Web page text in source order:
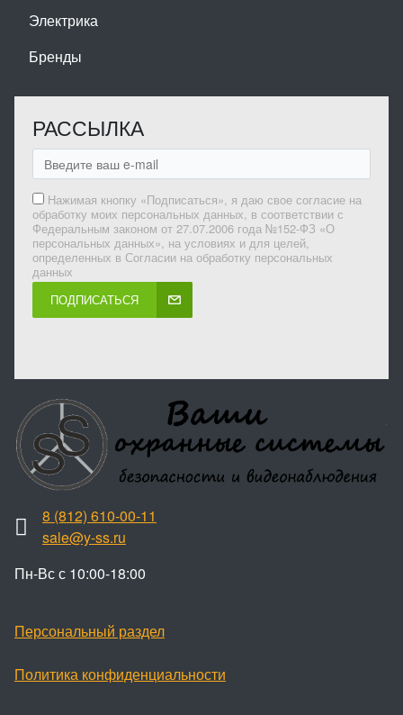
Электрика
Бренды
РАССЫЛКА
Нажимая кнопку «Подписаться», я даю свое согласие на
обработку моих персональных данных, в соответствии с
Федеральным законом от 27.07.2006 года №152-ФЗ «О
персональных данных», на условиях и для целей,
определенных в Согласии на обработку персональных
данных
ПОДПИСАТЬСЯ
8 (812) 610-00-11
sale@y-ss.ru
Пн-Вс с 10:00-18:00
Персональный раздел
Политика конфиденциальности